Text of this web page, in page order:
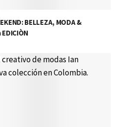
BELLEZA, MODA &